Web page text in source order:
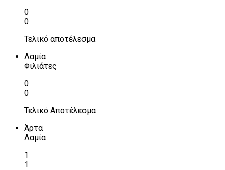
0
0
Τελικό αποτέλεσμα
Λαμία
Φιλιάτες
0
0
Τελικό Αποτέλεσμα
Άρτα
Λαμία
1
1